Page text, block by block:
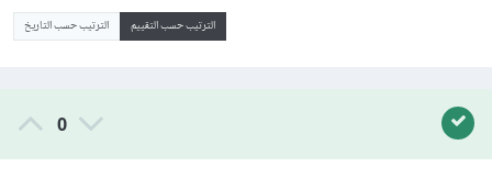
الترتيب حسب التقييم الترتيب حسب التاريخ
0